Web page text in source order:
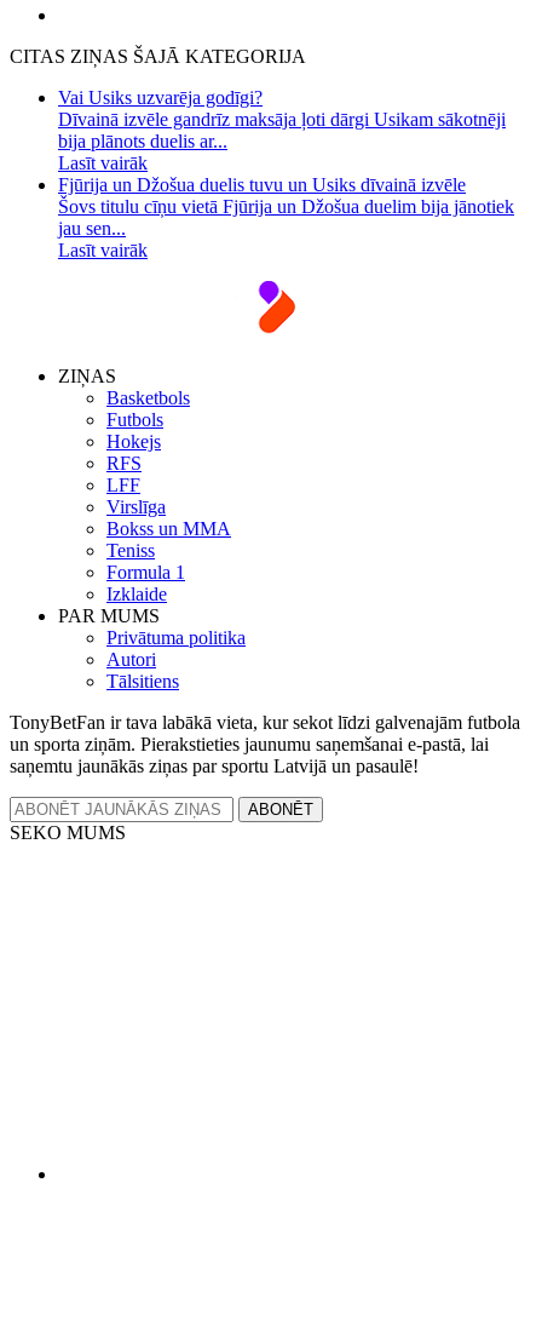
CITAS ZIŅAS ŠAJĀ KATEGORIJA
Vai Usiks uzvarēja godīgi?
Dīvainā izvēle gandrīz maksāja ļoti dārgi Usikam sākotnēji
bija plānots duelis ar...
Lasīt vairāk
Fjūrija un Džošua duelis tuvu un Usiks dīvainā izvēle
Šovs titulu cīņu vietā Fjūrija un Džošua duelim bija jānotiek
jau sen...
Lasīt vairāk
ZIŅAS
Basketbols
Futbols
Hokejs
RFS
LFF
Virslīga
Bokss un MMA
Teniss
Formula 1
Izklaide
PAR MUMS
Privātuma politika
Autori
Tālsitiens
TonyBetFan ir tava labākā vieta, kur sekot līdzi galvenajām futbola
un sporta ziņām. Pierakstieties jaunumu saņemšanai e-pastā, lai
saņemtu jaunākās ziņas par sportu Latvijā un pasaulē!
ABONĒT
SEKO MUMS